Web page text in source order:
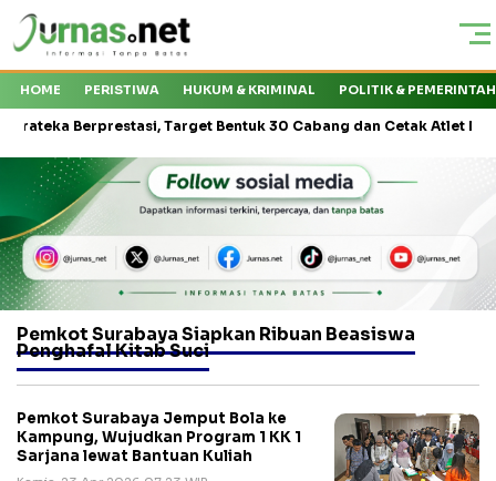
HOME PERISTIWA HUKUM & KRIMINAL POLITIK &
Berprestasi, Target Bentuk 30 Cabang dan Cetak Atlet Nasional
Pemkot Surabaya Siapkan Ribuan Beasiswa
Penghafal Kitab Suci
Pemkot Surabaya Jemput Bola ke
Kampung, Wujudkan Program 1 KK 1
Sarjana lewat Bantuan Kuliah